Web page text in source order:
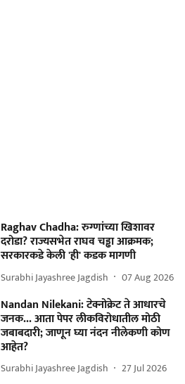
Raghav Chadha: रुग्णांच्या खिशावर
दरोडा? राज्यसभेत राघव चड्ढा आक्रमक;
सरकारकडे केली 'ही' कडक मागणी
Surabhi Jayashree Jagdish 07 Aug 2026
Nandan Nilekani: टेक्नोक्रेट ते आधारचे
जनक... आता पेपर लीकविरोधातील मोठी
जबाबदारी; जाणून घ्या नंदन नीलेकणी कोण
आहेत?
Surabhi Jayashree Jagdish 27 Jul 2026